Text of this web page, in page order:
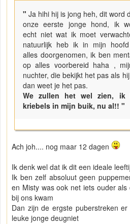
"Ja hihi hij is jong heh, dit word
onze eerste jonge hond, ik
echt niet wat ik moet
natuurlijk heb ik in mijn
alles doorgenomen, ik ben
op alles voorbereid haha ,
nuchter, die bekijkt het pas als
dan weet je het pas.
We zullen het wel zien, ik
kriebels in mijn buik, nu al!! "
Ach joh.... nog maar 12 dagen
Ik denk wel dat ik dit een ideale
Ik ben zelf absoluut geen
en Misty was ook net iets ouder
bij ons kwam
Dan zijn de ergste puberstreken
leuke jonge deugniet